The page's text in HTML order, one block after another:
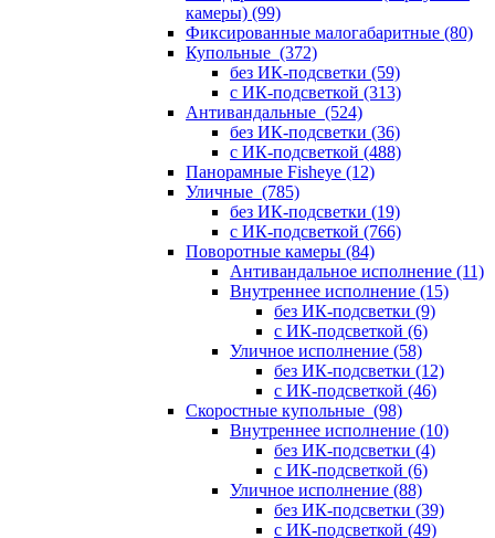
камеры) (99)
Фиксированные малогабаритные (80)
Купольные (372)
без ИК-подсветки (59)
с ИК-подсветкой (313)
Антивандальные (524)
без ИК-подсветки (36)
с ИК-подсветкой (488)
Панорамные Fisheye (12)
Уличные (785)
без ИК-подсветки (19)
с ИК-подсветкой (766)
Поворотные камеры (84)
Антивандальное исполнение (11)
Внутреннее исполнение (15)
без ИК-подсветки (9)
с ИК-подсветкой (6)
Уличное исполнение (58)
без ИК-подсветки (12)
с ИК-подсветкой (46)
Скоростные купольные (98)
Внутреннее исполнение (10)
без ИК-подсветки (4)
с ИК-подсветкой (6)
Уличное исполнение (88)
без ИК-подсветки (39)
с ИК-подсветкой (49)